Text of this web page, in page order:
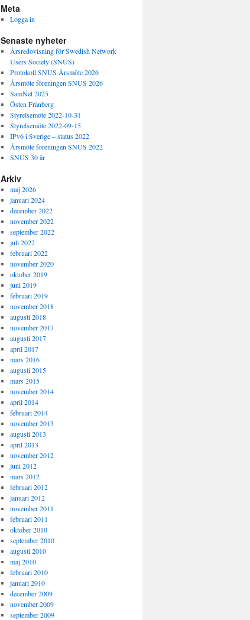
Meta
Logga in
Senaste nyheter
Årsredovisning för Swedish Network
Users Society (SNUS)
Protokoll SNUS Årsmöte 2026
Årsmöte föreningen SNUS 2026
SamNet 2025
Östen Frånberg
Styrelsemöte 2022-10-31
Styrelsemöte 2022-09-15
IPv6 i Sverige – status 2022
Årsmöte föreningen SNUS 2022
SNUS 30 år
Arkiv
maj 2026
januari 2024
december 2022
november 2022
september 2022
juli 2022
februari 2022
november 2020
oktober 2019
juni 2019
februari 2019
november 2018
augusti 2018
november 2017
augusti 2017
april 2017
mars 2016
augusti 2015
mars 2015
november 2014
april 2014
februari 2014
november 2013
augusti 2013
april 2013
november 2012
juni 2012
mars 2012
februari 2012
januari 2012
november 2011
februari 2011
oktober 2010
september 2010
augusti 2010
maj 2010
februari 2010
januari 2010
december 2009
november 2009
september 2009